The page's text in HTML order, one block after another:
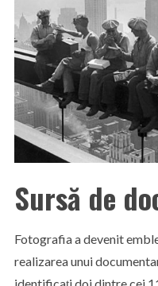
Sursă de
Fotografia a devenit
realizarea unui